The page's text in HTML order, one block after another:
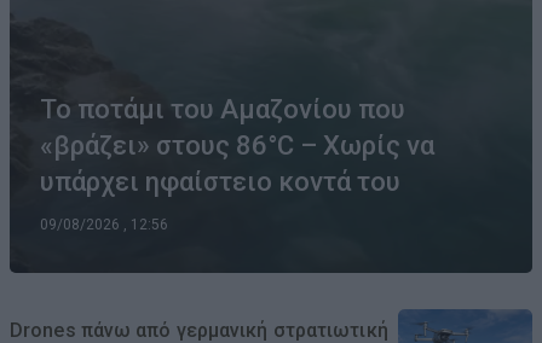
Το ποτάμι του Αμαζονίου που
«βράζει» στους 86°C – Χωρίς να
υπάρχει ηφαίστειο κοντά του
09/08/2026 , 12:56
Drones πάνω από γερμανική στρατιωτική